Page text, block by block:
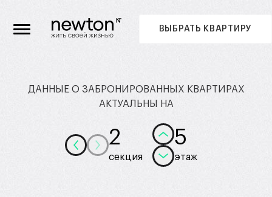
ВЫБРАТЬ КВАРТИРУ
ДАННЫЕ О ЗАБРОНИРОВАННЫХ КВАРТИРАХ
АКТУАЛЬНЫ НА
2
секция
5
этаж